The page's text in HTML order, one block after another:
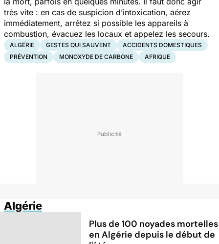
très vite : en cas de suspicion d’intoxication, aérez
immédiatement, arrêtez si possible les appareils à
combustion, évacuez les locaux et appelez les secours.
ALGÉRIE GESTES QUI SAUVENT
ACCIDENTS DOMESTIQUES
PRÉVENTION
MONOXYDE DE CARBONE AFRIQUE
Algérie
Plus de 100 noyades mortelles
en Algérie depuis le début de